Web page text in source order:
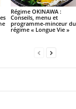
Régime OKINAWA :
Conseils, menu et
programme-minceur du
régime « Longue Vie »